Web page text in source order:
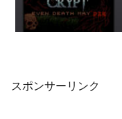
スポンサーリンク